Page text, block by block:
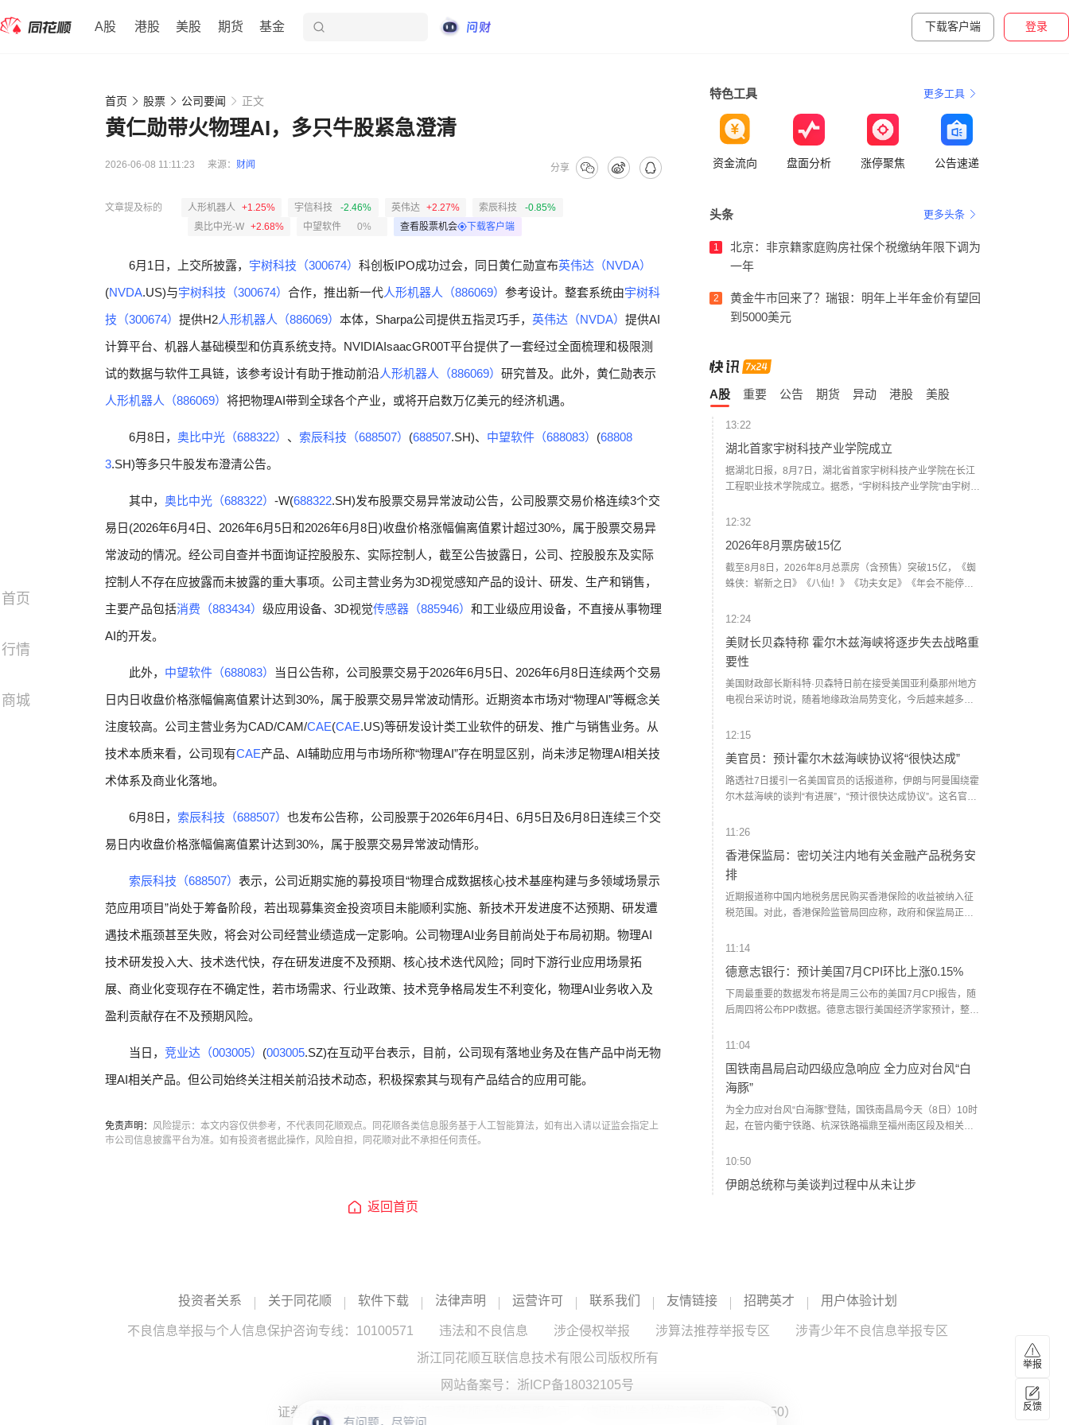
A股 港股 美股 期货 基金 下载客户端 登录
首页
行情
商城
首页 股票 公司要闻 正文
黄仁勋带火物理AI，多只牛股紧急澄清
2026-06-08 11:11:23 来源： 财闻 分享
文章提及标的 人形机器人 +1.25% 宇信科技 -2.46% 英伟达 +2.27% 索辰科技
-0.85%
奥比中光-W +2.68% 中望软件 0% 查看股票机会 下载客户端
6月1日，上交所披露， 宇树科技（300674） 科创板IPO成功过会，同日黄仁勋宣布英伟达（NVDA）
(NVDA.US)与宇树科技（300674） 合作，推出新一代人形机器人（886069） 参考设计。整套系统由宇树科
技（300674） 提供H2人形机器人（886069） 本体，Sharpa公司提供五指灵巧手， 英伟达（NVDA） 提供AI
计算平台、机器人基础模型和仿真系统支持。NVIDIAIsaacGR00T平台提供了一套经过全面梳理和极限测
试的数据与软件工具链，该参考设计有助于推动前沿人形机器人（886069） 研究普及。此外，黄仁勋表示
人形机器人（886069） 将把物理AI带到全球各个产业，或将开启数万亿美元的经济机遇。
6月8日， 奥比中光（688322） 、 索辰科技（688507） (688507.SH)、 中望软件（688083） (68808
3.SH)等多只牛股发布澄清公告。
其中， 奥比中光（688322） -W(688322.SH)发布股票交易异常波动公告，公司股票交易价格连续3个交
易日(2026年6月4日、2026年6月5日和2026年6月8日)收盘价格涨幅偏离值累计超过30%，属于股票交易异
常波动的情况。经公司自查并书面询证控股股东、实际控制人，截至公告披露日，公司、控股股东及实际
控制人不存在应披露而未披露的重大事项。公司主营业务为3D视觉感知产品的设计、研发、生产和销售，
主要产品包括消费（883434） 级应用设备、3D视觉传感器（885946） 和工业级应用设备，不直接从事物理
AI的开发。
此外， 中望软件（688083）
当日公告称，公司股票交易于2026年6月5日、2026年6月8日连续两个交易
日内日收盘价格涨幅偏离值累计达到30%，属于股票交易异常波动情形。近期资本市场对“物理AI”等概念关
注度较高。公司主营业务为CAD/CAM/CAE(CAE.US)等研发设计类工业软件的研发、推广与销售业务。从
技术本质来看，公司现有CAE产品、AI辅助应用与市场所称“物理AI”存在明显区别，尚未涉足物理AI相关技
术体系及商业化落地。
6月8日， 索辰科技（688507） 也发布公告称，公司股票于2026年6月4日、6月5日及6月8日连续三个交
易日内收盘价格涨幅偏离值累计达到30%，属于股票交易异常波动情形。
索辰科技（688507） 表示，公司近期实施的募投项目“物理合成数据核心技术基座构建与多领域场景示
范应用项目”尚处于筹备阶段，若出现募集资金投资项目未能顺利实施、新技术开发进度不达预期、研发遭
遇技术瓶颈甚至失败，将会对公司经营业绩造成一定影响。公司物理AI业务目前尚处于布局初期。物理AI
技术研发投入大、技术迭代快，存在研发进度不及预期、核心技术迭代风险；同时下游行业应用场景拓
展、商业化变现存在不确定性，若市场需求、行业政策、技术竞争格局发生不利变化，物理AI业务收入及
盈利贡献存在不及预期风险。
当日， 竞业达（003005） (003005.SZ)在互动平台表示，目前，公司现有落地业务及在售产品中尚无物
理AI相关产品。但公司始终关注相关前沿技术动态，积极探索其与现有产品结合的应用可能。
免责声明： 风险提示：本文内容仅供参考，不代表同花顺观点。同花顺各类信息服务基于人工智能算法，如有出入请以证监会指定上
市公司信息披露平台为准。如有投资者据此操作，风险自担，同花顺对此不承担任何责任。
返回首页
特色工具 更多工具
资金流向 盘面分析 涨停聚焦 公告速递
头条 更多头条
1
北京：非京籍家庭购房社保个税缴纳年限下调为
一年
2
黄金牛市回来了？瑞银：明年上半年金价有望回
到5000美元
A股 重要 公告 期货 异动 港股 美股
13:22
湖北首家宇树科技产业学院成立
据湖北日报，8月7日，湖北省首家宇树科技产业学院在长江
工程职业技术学院成立。据悉，“宇树科技产业学院”由宇树科
家任院长、校内教授任执行副院长”双院长制管理架构，聚焦
缺人才。
12:32
2026年8月票房破15亿
截至8月8日，2026年8月总票房（含预售）突破15亿，《蜘
蛛侠：崭新之日》《八仙！》《功夫女足》《年会不能停！
12:24
美财长贝森特称 霍尔木兹海峡将逐步失去战略重
要性
美国财政部长斯科特·贝森特日前在接受美国亚利桑那州地方
电视台采访时说，随着地缘政治局势变化，今后越来越多能
失去战略重要性。鉴于伊朗试图控制这条咽喉要道，海峡将
片普通水域，逐步变得不再那么重要。（新华社）
12:15
美官员：预计霍尔木兹海峡协议将“很快达成”
路透社7日援引一名美国官员的话报道称，伊朗与阿曼围绕霍
尔木兹海峡的谈判“有进展”，“预计很快达成协议”。这名官员
除对伊海上封锁。这名官员同时重申，美方行动将继续基于
拉克·拉维德7日在社交媒体上说，一名美伊谈判调解方外交官
告诉他，伊朗谈判代表正在等待伊朗最高国家安全委员会就
协议作出最终决定，“预计很快获得批准”。（新华社）
11:26
香港保监局：密切关注内地有关金融产品税务安
排
近期报道称中国内地税务居民购买香港保险的收益被纳入征
税范围。对此，香港保险监管局回应称，政府和保监局正密
界保持紧密沟通。中国居民就境外投资收益必须依法申报及
保险市场发展成熟，产品设计灵活先进，可提供货币选择、
环球资产配置、人生规划、财富传承等专业服务，相信对内
地客户有一定吸引力。
11:14
德意志银行：预计美国7月CPI环比上涨0.15%
下周最重要的数据发布将是周三公布的美国7月CPI报告，随
后周四将公布PPI数据。德意志银行美国经济学家预计，整体
计环比上涨0.26%，与6月持平。对于PPI数据，预计整体PPI
11:04
国铁南昌局启动四级应急响应 全力应对台风“白
海豚”
为全力应对台风“白海豚”登陆，国铁南昌局今天（8日）10时
起，在管内衢宁铁路、杭深铁路福鼎至福州南区段及相关支
雷达图等技术手段，实时掌握降雨趋势和台风路径，及时对
溪K8748次、洛阳至福州K32次等旅客列车。已购买停运列车
10:50
伊朗总统称与美谈判过程中从未让步
(CCTV国际时讯)
同省同集团
据中国电力报，国家能源局东北监管局日前印发《东北区域
集中式新能源发电企业集中报价工作实施方案（试行）》，
集中报价。禁止具有竞争关系的经营者达成固定或变更商品
投资者关系 关于同花顺 软件下载 法律声明 运营许可 联系我们 友情链接 招聘英才 用户体验计划
不良信息举报与个人信息保护咨询专线：10100571 违法和不良信息 涉企侵权举报 涉算法推荐举报专区
涉青少年不良信息举报专区
浙江同花顺互联信息技术有限公司版权所有
网站备案号： 浙ICP备18032105号
证券投资咨询服务提供：浙江同花顺云软件有限公司 （中国证监会核发证书编号：ZX0050）
举报
反馈